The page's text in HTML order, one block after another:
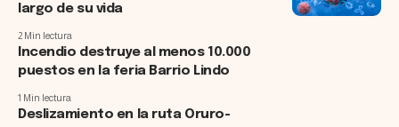
largo de su vida
2 Min lectura
Incendio destruye al menos 10.000
puestos en la feria Barrio Lindo
1 Min lectura
Deslizamiento en la ruta Oruro-